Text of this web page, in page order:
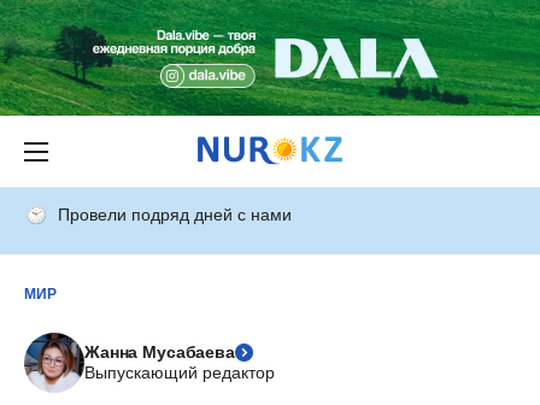
Провели подряд дней с нами
МИР
Жанна Мусабаева
Выпускающий редактор